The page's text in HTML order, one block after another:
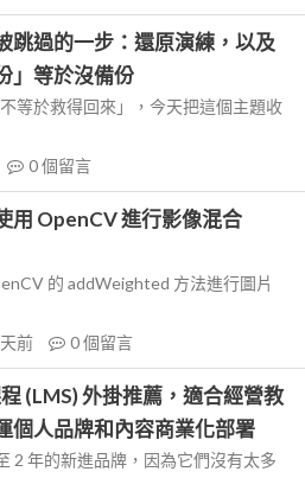
跳過的一步：還原演練，以及
」等於沒備份
等於救得回來」，今天把這個主題收
0個留言
用 OpenCV 進行影像混合
的 addWeighted 方法進行圖片
前 0個留言
(LMS) 外掛推薦，適合經營教
個人品牌和內容商業化部署
2 年的新進品牌，因為它們沒有太多